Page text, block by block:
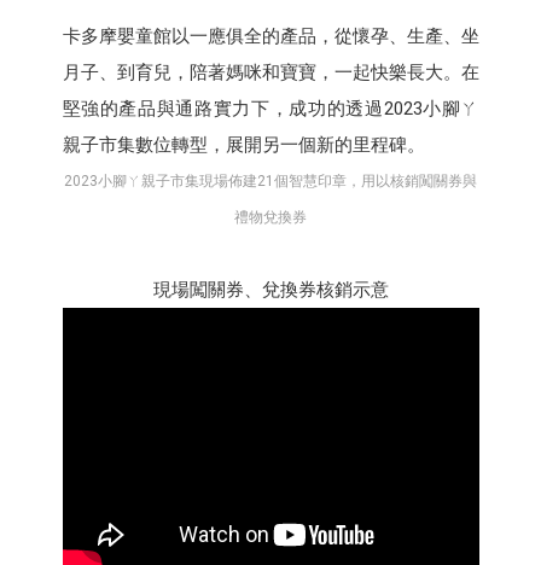
卡多摩嬰童館以一應俱全的產品，從懷孕、生產、坐
月子、到育兒，陪著媽咪和寶寶，一起快樂長大。在
堅強的產品與通路實力下，成功的透過2023小腳ㄚ
親子市集數位轉型，展開另一個新的里程碑。
2023小腳ㄚ親子市集現場佈建21個智慧印章，用以核銷闖關券與
禮物兌換券
現場闖關券、兌換券核銷示意